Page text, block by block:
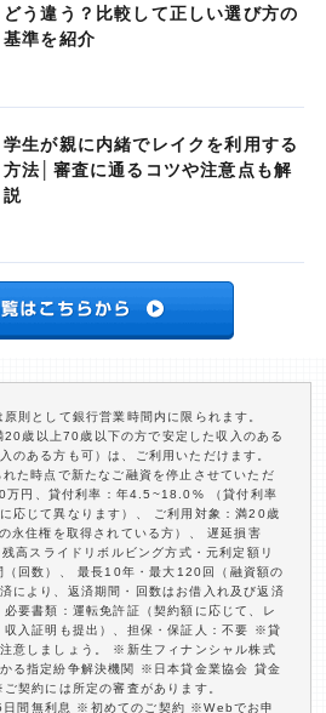
どう違う？比較して正しい選び方の
基準を紹介
学生が親に内緒でレイクを利用する
方法│審査に通るコツや注意点も解
説
則として銀行営業時間内に限られます。
歳以上70歳以下の方で安定した収入のある
のある方も可）は、ご利用いただけます。
た時点で新たなご融資を停止させていただ
万円、貸付利率：年4.5~18.0% （貸付利率
応じて異なります）、 ご利用対象：満20歳
永住権を取得されている方）、 遅延損害
高スライドリボルビング方式・元利定額リ
回数）、 最長10年・最大120回（融資額の
により、返済期間・回数はお借入れ及び返済
要書類：運転免許証（契約額に応じて、レ
収入証明も提出）、担保・保証人：不要 ※貸
意しましょう。 ※新生フィナンシャル株式
る指定紛争解決機関 ※日本貸金業協会 貸金
契約には所定の審査があります。
間無利息 ※初めてのご契約 ※Webでお申